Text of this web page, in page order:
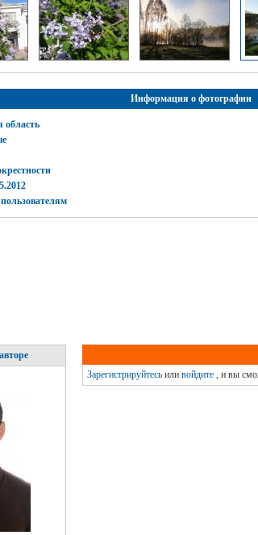
Информация о фотографии
область
Зарегистрируйтесьили войдите, и вы